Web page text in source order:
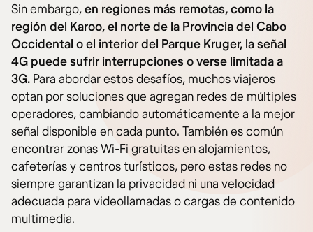
Sin embargo,en regiones más remotas, como la
región del Karoo, el norte de la Provincia del Cabo
Occidental o el interior del Parque Kruger, la señal
4G puede sufrir interrupciones o verse limitada a
3G. Para abordar estos desafíos, muchos viajeros
optan por soluciones que agregan redes de múltiples
operadores, cambiando automáticamente a la mejor
señal disponible en cada punto. También es común
encontrar zonas Wi-Fi gratuitas en alojamientos,
cafeterías y centros turísticos, pero estas redes no
siempre garantizan la privacidad ni una velocidad
adecuada para videollamadas o cargas de contenido
multimedia.